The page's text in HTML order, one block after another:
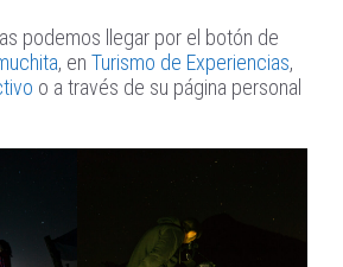
podemos llegar por el botón de
, en Turismo de Experiencias,
o a través de su página personal